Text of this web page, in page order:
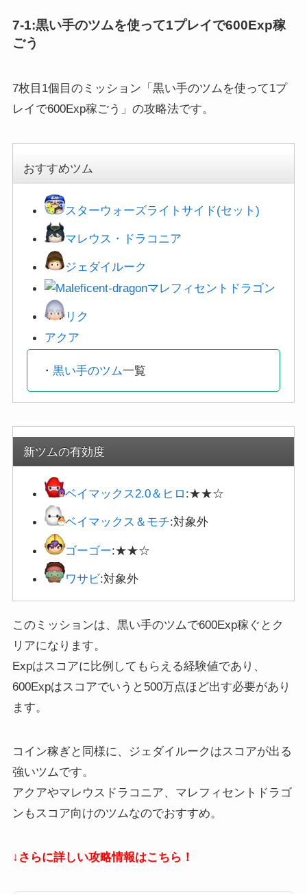
7-1:黒い手のツムを使って1プレイで600Exp稼
ごう
7枚目1個目のミッション「黒い手のツムを使って1プ
レイで600Exp稼ごう」の攻略法です。
おすすめツム
スターウォーズライトサイド(セット)
マレウス・ドラコニア
ジェダイルーク
マレフィセントドラゴン
リク
アクア
・ 黒い手のツム一覧
新ツムの有効度
ベイマックス2.0＆ヒロ :★★☆
ベイマックス＆モチ:対象外
ゴーゴー:★★☆
ワサビ:対象外
このミッションは、黒い手のツムで600Exp稼ぐとク
リアになります。
Expはスコアに比例してもらえる経験値であり、
600Expはスコアでいうと500万点ほど出す必要があり
ます。
コイン稼ぎと同様に、ジェダイルークはスコアが出る
強いツムです。
アクアやマレウスドラコニア、マレフィセントドラゴ
ンもスコア向けのツムなのでおすすめ。
↓さらに詳しい攻略情報はこちら！